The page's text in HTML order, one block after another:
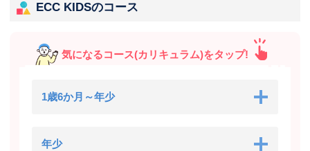
ECC KIDSのコース
気になるコース(カリキュラム)をタップ!
1歳6か月～年少
年少